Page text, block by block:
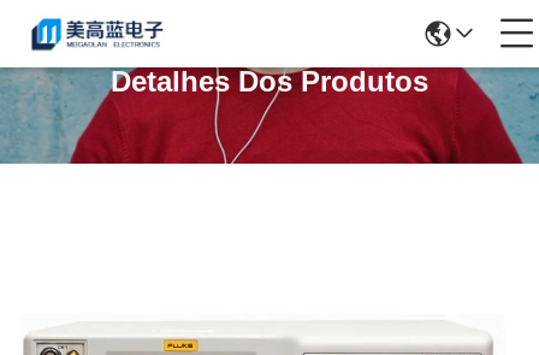
Detalhes Dos Produtos